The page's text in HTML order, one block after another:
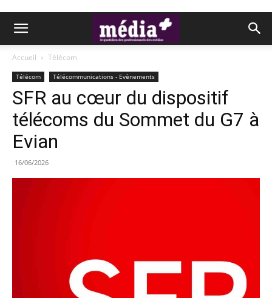
Accueil Télécom
Télécom Télécommunications - Evènements
SFR au cœur du dispositif
télécoms du Sommet du G7 à
Evian
16/06/2026